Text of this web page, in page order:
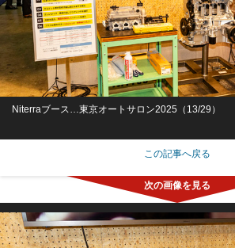
Niterraブース…東京オートサロン2025（13/29）
この記事へ戻る